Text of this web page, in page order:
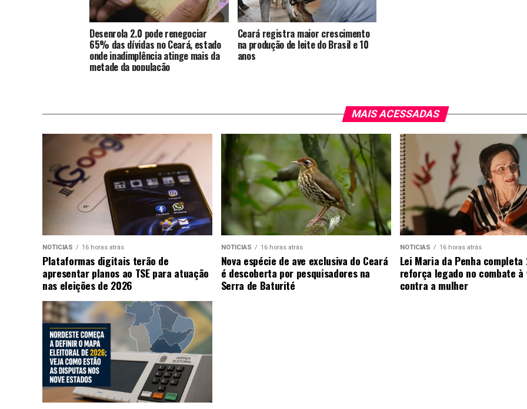
Desenrola 2.0 pode renegociar
65% das dívidas no Ceará, estado
onde inadimplência atinge mais da
metade da população
Ceará registra maior crescimento
na produção de leite do Brasil e 10
anos
MAIS ACESSADAS
NOTICIAS 16 horas atrás
Plataformas digitais terão de
apresentar planos ao TSE para atuação
nas eleições de 2026
NOTICIAS 16 horas atrás
Nova espécie de ave exclusiva do Ceará
é descoberta por pesquisadores na
Serra de Baturité
NOTICIAS 16 horas atrás
Lei Maria da Penha completa
reforça legado no combate à
contra a mulher